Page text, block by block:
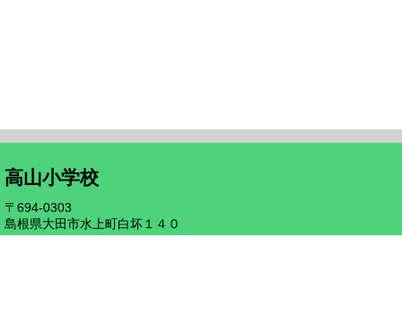
高山小学校
〒694-0303
島根県大田市水上町白坏１４０
TEL/0854-89-0627 FAX/89-0928